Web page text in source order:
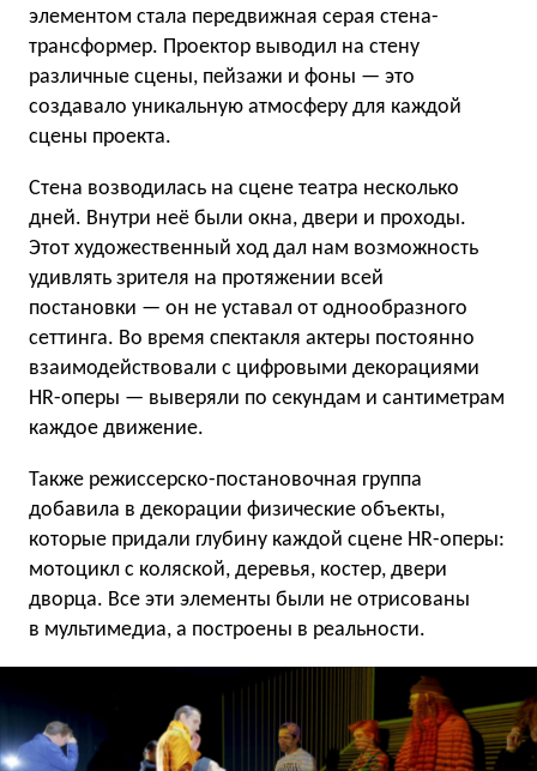
элементом стала передвижная серая стена-
трансформер. Проектор выводил на стену
различные сцены, пейзажи и фоны — это
создавало уникальную атмосферу для каждой
сцены проекта.
Стена возводилась на сцене театра несколько
дней. Внутри неё были окна, двери и проходы.
Этот художественный ход дал нам возможность
удивлять зрителя на протяжении всей
постановки — он не уставал от однообразного
сеттинга. Во время спектакля актеры постоянно
взаимодействовали с цифровыми декорациями
HR-оперы — выверяли по секундам и сантиметрам
каждое движение.
Также режиссерско-постановочная группа
добавила в декорации физические объекты,
которые придали глубину каждой сцене HR-оперы:
мотоцикл с коляской, деревья, костер, двери
дворца. Все эти элементы были не отрисованы
в мультимедиа, а построены в реальности.